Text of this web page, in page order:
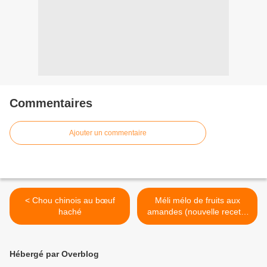
Commentaires
Ajouter un commentaire
< Chou chinois au bœuf
haché
Méli mélo de fruits aux
amandes (nouvelle recette
moins sucrée) >
Hébergé par Overblog